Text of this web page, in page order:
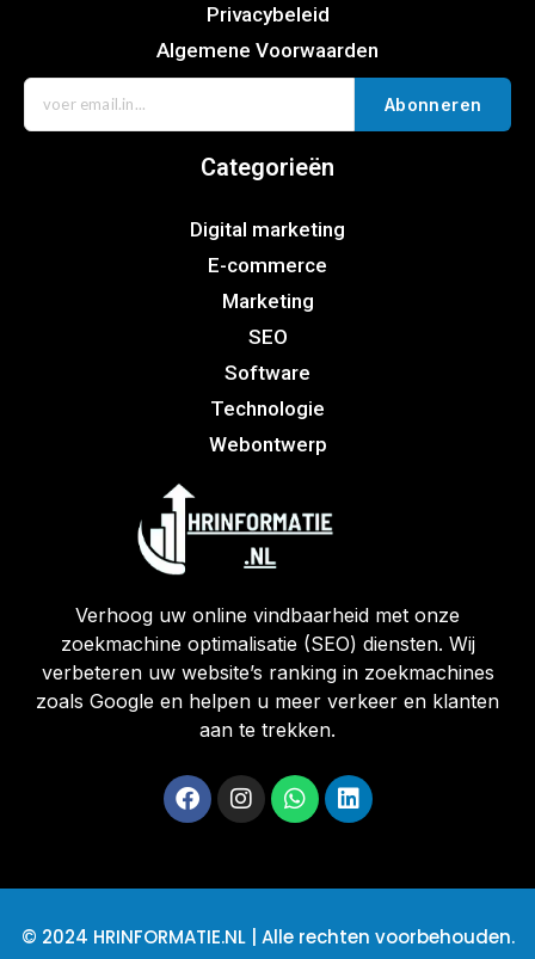
Privacybeleid
Algemene Voorwaarden
Abonneren
Categorieën
Digital marketing
E-commerce
Marketing
SEO
Software
Technologie
Webontwerp
Verhoog uw online vindbaarheid met onze
zoekmachine optimalisatie (SEO) diensten. Wij
verbeteren uw website’s ranking in zoekmachines
zoals Google en helpen u meer verkeer en klanten
aan te trekken.
© 2024 HRINFORMATIE.NL | Alle rechten voorbehouden.